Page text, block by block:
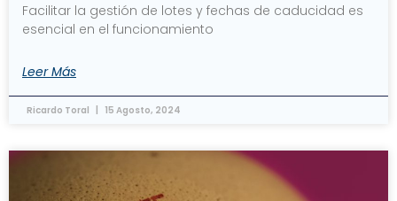
Facilitar la gestión de lotes y fechas de caducidad es
esencial en el funcionamiento
Leer Más
Ricardo Toral 15 Agosto, 2024